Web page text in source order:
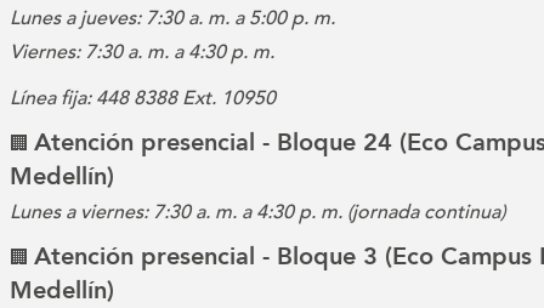
Lunes a jueves: 7:30 a. m. a 5:00 p. m.
Viernes: 7:30 a. m. a 4:30 p. m.
Línea fija: 448 8388 Ext. 10950
🏢 Atención presencial - Bloque 24 (Eco
Medellín)
Lunes a viernes: 7:30 a. m. a 4:30 p. m. (jornada continua)
🏢 Atención presencial - Bloque 3 (Eco Campus
Medellín)